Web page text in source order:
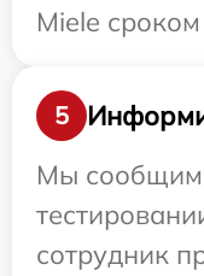
Miele
5
Мы
сотрудник